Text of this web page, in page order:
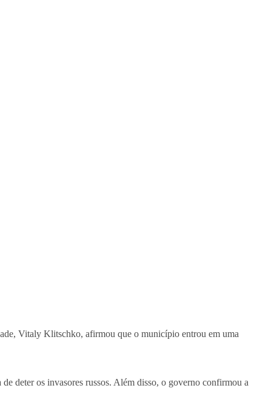
Vitaly Klitschko, afirmou que o município entrou em uma
deter os invasores russos. Além disso, o governo confirmou a